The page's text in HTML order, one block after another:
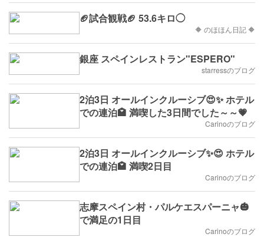
🏈試合観戦🏈 53.6キロ◯
🔶 のほほん日記 🔶
銀座 スペインレストラン"ESPERO"
starressのブログ
2泊3日 オールインクルーシブ😍✨ ホテル
での連泊🏩 満喫した3日間でした～～💗
Carinoのブログ
2泊3日 オールインクルーシブ✨😍 ホテル
での連泊🏩 満喫2日目
Carinoのブログ
志摩スペイン村・パルケエスパーニャ🎃
で満足の1日目
Carinoのブログ